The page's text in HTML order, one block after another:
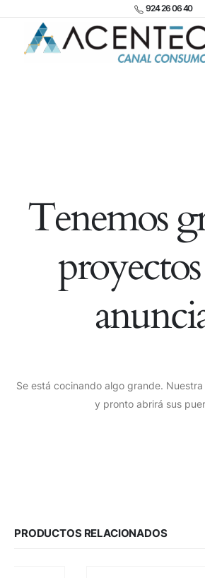
924 26 06 40
Tenemos
Se está cocinando algo grande.
y pronto abrirá sus
PRODUCTOS RELACIONADOS